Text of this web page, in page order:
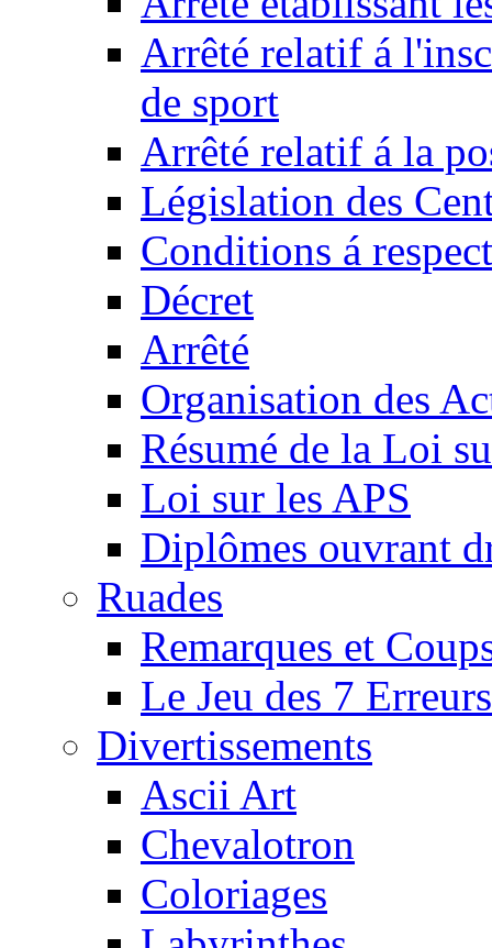
Arrêté relatif á
de sport
Arrêté relatif á la
Législation des
Conditions á
Décret
Arrêté
Organisation des
Résumé de la Loi
Loi sur les APS
Diplômes ouvrant
Ruades
Remarques et
Le Jeu des 7 Erreurs
Divertissements
Ascii Art
Chevalotron
Coloriages